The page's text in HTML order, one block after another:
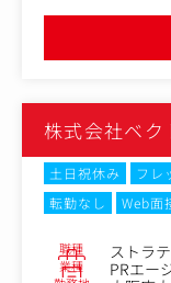
＜提案先＞
者、および広告
インフルエンサー
グプランの立案
案、SNSリサーチ
提案、インフル
ミナー等）の企
ポートなどを行
一部抜粋ではご
狂を生んだPOPUP
https://
Zoff：メガネの新
https://
JOYSOUND：カ
株式会社ベク
土日祝休み フレ
転勤なし
Web面
職種 ストラ
業種 PRエー